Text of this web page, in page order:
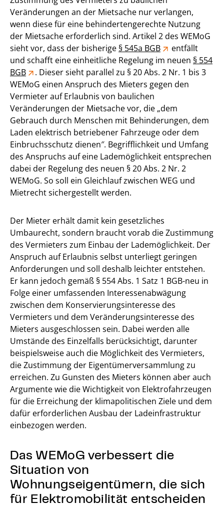
Veränderungen an der Mietsache nur verlangen,
wenn diese für eine behindertengerechte Nutzung
der Mietsache erforderlich sind. Artikel 2 des WEMoG
sieht vor, dass der bisherige § 545a BGB
entfällt
und schafft eine einheitliche Regelung im neuen § 554
BGB
. Dieser sieht parallel zu § 20 Abs. 2 Nr. 1 bis 3
WEMoG einen Anspruch des Mieters gegen den
Vermieter auf Erlaubnis von baulichen
Veränderungen der Mietsache vor, die „dem
Gebrauch durch Menschen mit Behinderungen, dem
Laden elektrisch betriebener Fahrzeuge oder dem
Einbruchsschutz dienen″. Begrifflichkeit und Umfang
des Anspruchs auf eine Lademöglichkeit entsprechen
dabei der Regelung des neuen § 20 Abs. 2 Nr. 2
WEMoG. So soll ein Gleichlauf zwischen WEG und
Mietrecht sichergestellt werden.
Der Mieter erhält damit kein gesetzliches
Umbaurecht, sondern braucht vorab die Zustimmung
des Vermieters zum Einbau der Lademöglichkeit. Der
Anspruch auf Erlaubnis selbst unterliegt geringen
Anforderungen und soll deshalb leichter entstehen.
Er kann jedoch gemäß § 554 Abs. 1 Satz 1 BGB-neu in
Folge einer umfassenden Interessenabwägung
zwischen dem Konservierungsinteresse des
Vermieters und dem Veränderungsinteresse des
Mieters ausgeschlossen sein. Dabei werden alle
Umstände des Einzelfalls berücksichtigt, darunter
beispielsweise auch die Möglichkeit des Vermieters,
die Zustimmung der Eigentümerversammlung zu
erreichen. Zu Gunsten des Mieters können aber auch
Argumente wie die Wichtigkeit von Elektrofahrzeugen
für die Erreichung der klimapolitischen Ziele und dem
dafür erforderlichen Ausbau der Ladeinfrastruktur
einbezogen werden.
Das WEMoG verbessert die
Situation von
Wohnungseigentümern, die sich
für Elektromobilität entscheiden